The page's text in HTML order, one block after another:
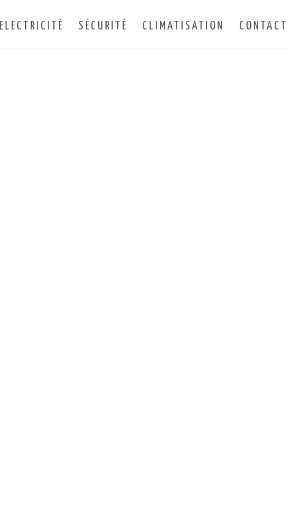
ELECTRICITÉ SÉCURITÉ CLIMATISATION CONTACT